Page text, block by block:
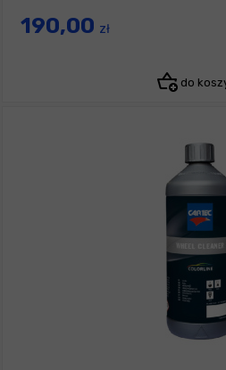
190,00 zł
do